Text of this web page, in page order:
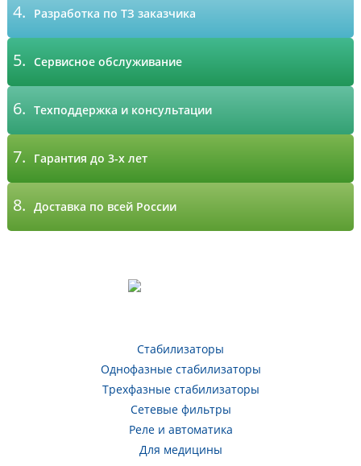
4. Разработка по ТЗ заказчика
5. Сервисное обслуживание
6. Техподдержка и консультации
7. Гарантия до 3-х лет
8. Доставка по всей России
Стабилизаторы
Однофазные стабилизаторы
Трехфазные стабилизаторы
Сетевые фильтры
Реле и автоматика
Для медицины